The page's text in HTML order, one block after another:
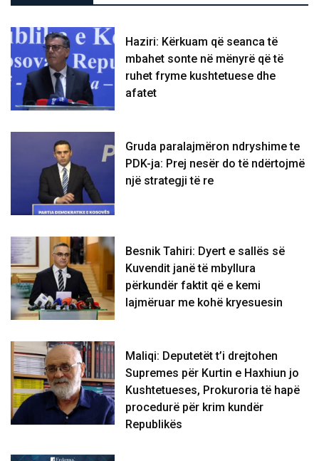
Haziri: Kërkuam që seanca të
mbahet sonte në mënyrë që të
ruhet fryme kushtetuese dhe
afatet
Gruda paralajmëron ndryshime te
PDK-ja: Prej nesër do të ndërtojmë
një strategji të re
Besnik Tahiri: Dyert e sallës së
Kuvendit janë të mbyllura
përkundër faktit që e kemi
lajmëruar me kohë kryesuesin
Maliqi: Deputetët t’i drejtohen
Supremes për Kurtin e Haxhiun jo
Kushtetueses, Prokuroria të hapë
procedurë për krim kundër
Republikës